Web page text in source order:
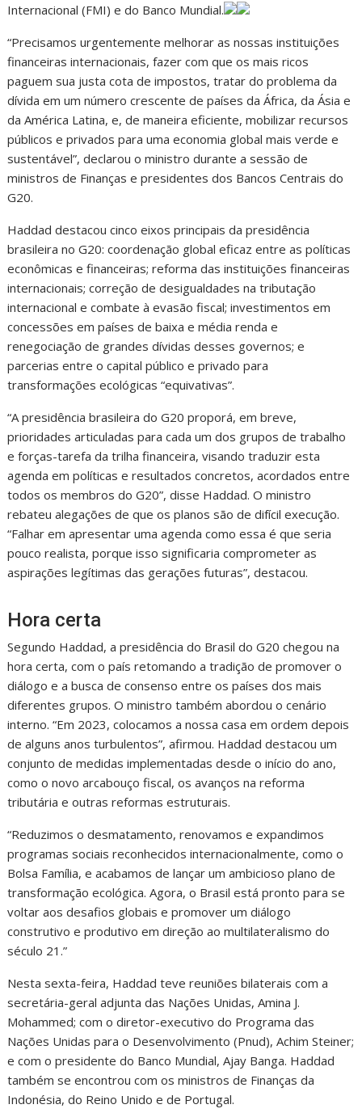
Internacional (FMI) e do Banco Mundial.
“Precisamos urgentemente melhorar as nossas instituições
financeiras internacionais, fazer com que os mais ricos
paguem sua justa cota de impostos, tratar do problema da
dívida em um número crescente de países da África, da Ásia e
da América Latina, e, de maneira eficiente, mobilizar recursos
públicos e privados para uma economia global mais verde e
sustentável”, declarou o ministro durante a sessão de
ministros de Finanças e presidentes dos Bancos Centrais do
G20.
Haddad destacou cinco eixos principais da presidência
brasileira no G20: coordenação global eficaz entre as políticas
econômicas e financeiras; reforma das instituições financeiras
internacionais; correção de desigualdades na tributação
internacional e combate à evasão fiscal; investimentos em
concessões em países de baixa e média renda e
renegociação de grandes dívidas desses governos; e
parcerias entre o capital público e privado para
transformações ecológicas “equivativas”.
“A presidência brasileira do G20 proporá, em breve,
prioridades articuladas para cada um dos grupos de trabalho
e forças-tarefa da trilha financeira, visando traduzir esta
agenda em políticas e resultados concretos, acordados entre
todos os membros do G20”, disse Haddad. O ministro
rebateu alegações de que os planos são de difícil execução.
“Falhar em apresentar uma agenda como essa é que seria
pouco realista, porque isso significaria comprometer as
aspirações legítimas das gerações futuras”, destacou.
Hora certa
Segundo Haddad, a presidência do Brasil do G20 chegou na
hora certa, com o país retomando a tradição de promover o
diálogo e a busca de consenso entre os países dos mais
diferentes grupos. O ministro também abordou o cenário
interno. “Em 2023, colocamos a nossa casa em ordem depois
de alguns anos turbulentos”, afirmou. Haddad destacou um
conjunto de medidas implementadas desde o início do ano,
como o novo arcabouço fiscal, os avanços na reforma
tributária e outras reformas estruturais.
“Reduzimos o desmatamento, renovamos e expandimos
programas sociais reconhecidos internacionalmente, como o
Bolsa Família, e acabamos de lançar um ambicioso plano de
transformação ecológica. Agora, o Brasil está pronto para se
voltar aos desafios globais e promover um diálogo
construtivo e produtivo em direção ao multilateralismo do
século 21.”
Nesta sexta-feira, Haddad teve reuniões bilaterais com a
secretária-geral adjunta das Nações Unidas, Amina J.
Mohammed; com o diretor-executivo do Programa das
Nações Unidas para o Desenvolvimento (Pnud), Achim Steiner;
e com o presidente do Banco Mundial, Ajay Banga. Haddad
também se encontrou com os ministros de Finanças da
Indonésia, do Reino Unido e de Portugal.